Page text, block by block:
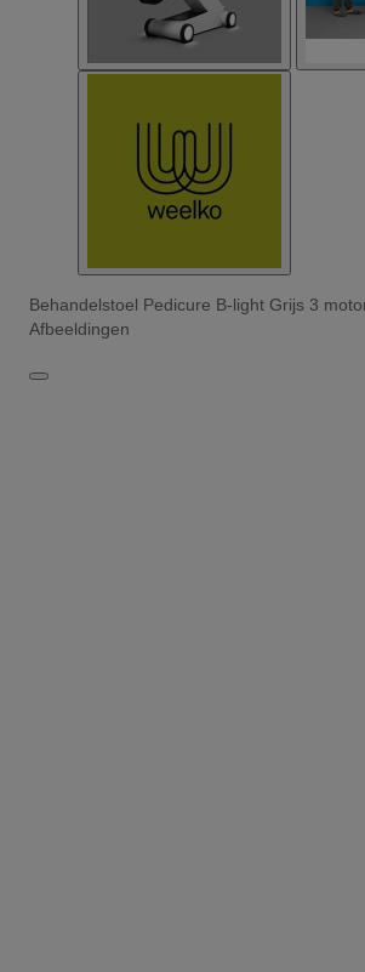
Behandelstoel Pedicure B-light Grijs 3
Afbeeldingen